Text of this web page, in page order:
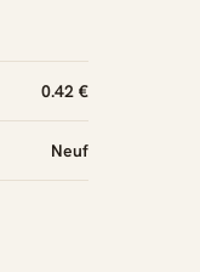
0.42 €
Neuf